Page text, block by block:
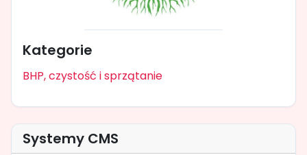
Kategorie
BHP, czystość i sprzątanie
Systemy CMS